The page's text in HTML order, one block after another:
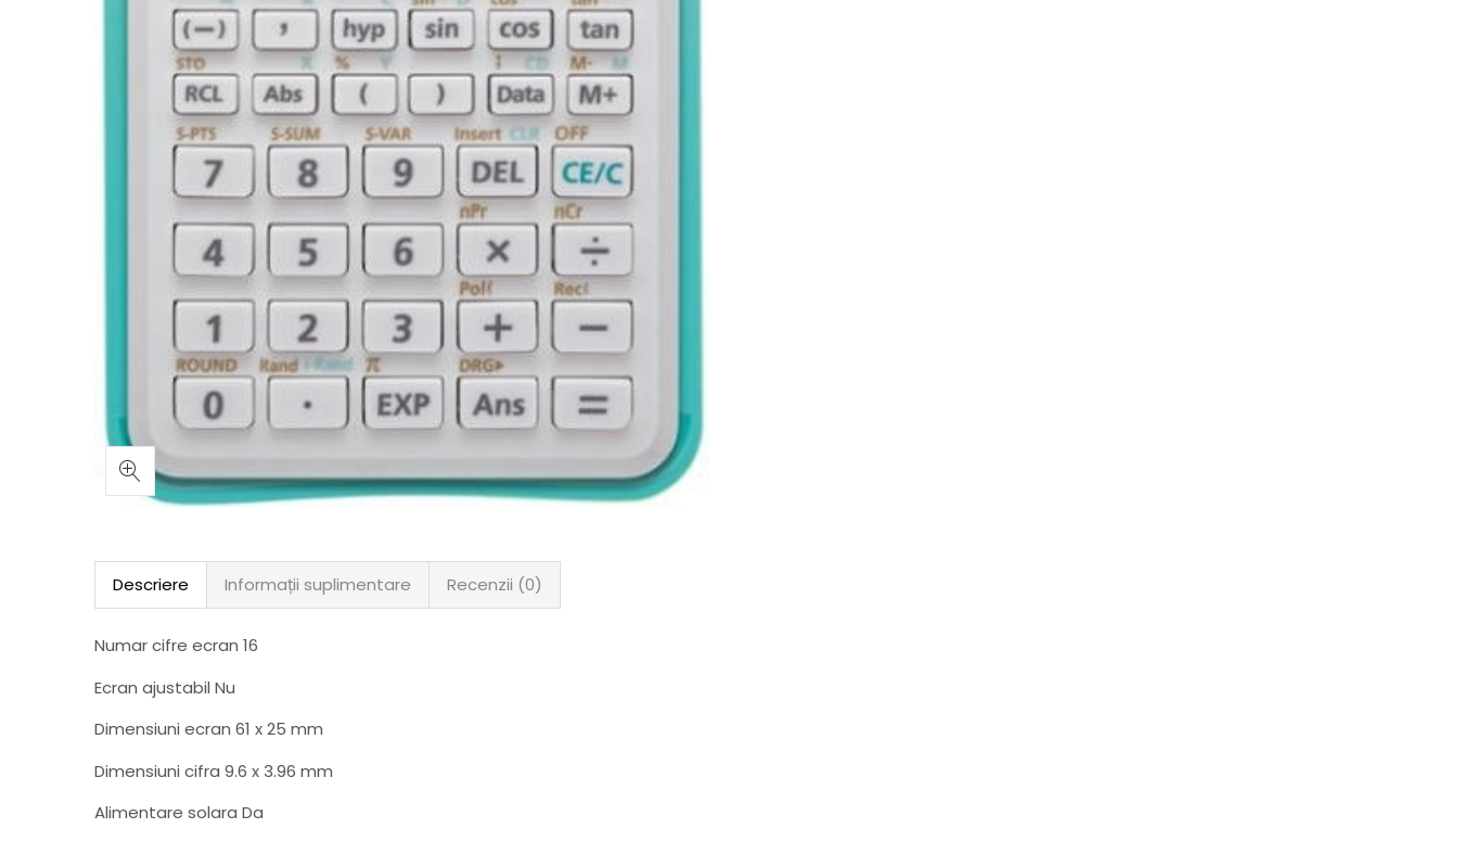
Descriere Informații suplimentare Recenzii (0)
Numar cifre ecran 16
Ecran ajustabil Nu
Dimensiuni ecran 61 x 25 mm
Dimensiuni cifra 9.6 x 3.96 mm
Alimentare solara Da